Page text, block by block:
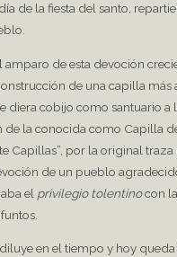
de la fiesta del santo,
amparo de esta devoción
de una capilla más
diera cobijo como santuario a
de la conocida como Capilla
Capillas”, por la original
de un pueblo
el privilegio tolentinocon
en el tiempo y hoy